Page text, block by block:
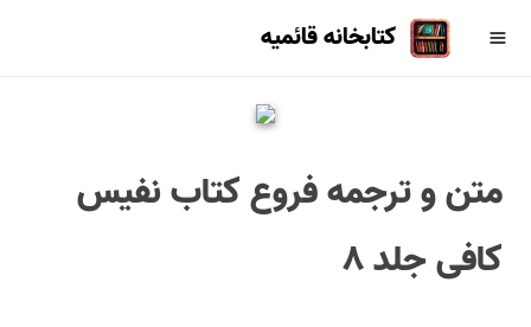
کتابخانه قائمیه
متن و ترجمه فروع کتاب نفیس
کافی جلد ۸